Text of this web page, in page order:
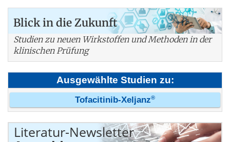
Blick in die Zukunft
Studien zu neuen Wirkstoffen und Methoden in der
klinischen Prüfung
Ausgewählte Studien zu:
Tofacitinib-Xeljanz®
Literatur-Newsletter